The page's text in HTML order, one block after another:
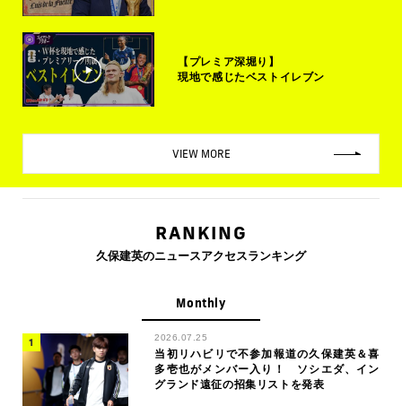
【プレミア深堀り】
現地で感じたベストイレブン
VIEW MORE
RANKING
久保建英のニュースアクセスランキング
Monthly
2026.07.25
当初リハビリで不参加報道の久保建英＆喜
多壱也がメンバー入り！ ソシエダ、イン
グランド遠征の招集リストを発表